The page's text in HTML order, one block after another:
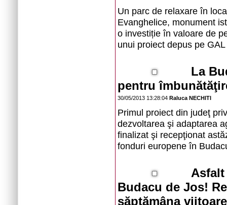
Un parc de relaxare în
Evanghelice, monument
o investiție în valoare de
unui proiect depus pe
La
pentru
30/05/2013 13:28:04 Raluca NECHITI
Primul proiect din judeţ
dezvoltarea şi adaptarea
finalizat şi recepţionat
fonduri europene în
Budacu de Jos!
săptămâna viitoare